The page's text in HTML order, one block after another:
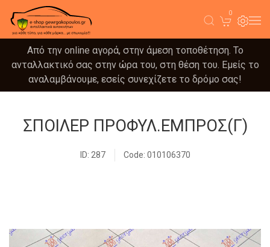
0
Από την online αγορά, στην άμεση τοποθέτηση. Το
ανταλλακτικό σας στην ώρα του, στη θέση του. Εμείς το
αναλαμβάνουμε, εσείς συνεχίζετε το δρόμο σας!
ΣΠΟΙΛΕΡ ΠΡΟΦΥΛ.ΕΜΠΡΟΣ(Γ)
ID: 287 Code: 010106370